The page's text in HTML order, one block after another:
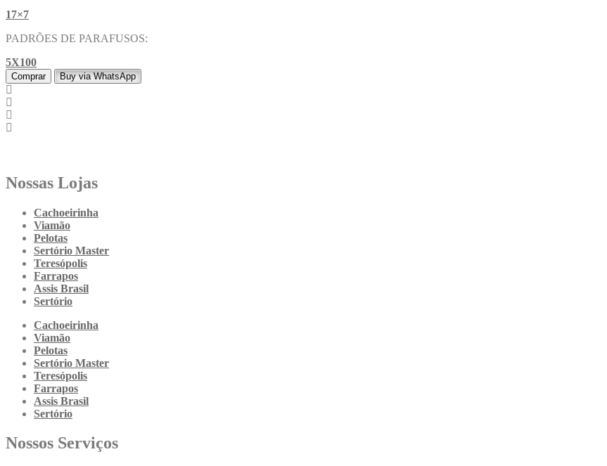
17×7
PADRÕES DE PARAFUSOS:
5X100
Comprar Buy via WhatsApp
Nossas Lojas
Cachoeirinha
Viamão
Pelotas
Sertório Master
Teresópolis
Farrapos
Assis Brasil
Sertório
Cachoeirinha
Viamão
Pelotas
Sertório Master
Teresópolis
Farrapos
Assis Brasil
Sertório
Nossos Serviços